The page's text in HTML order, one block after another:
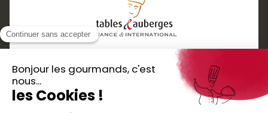
Services
Routes gourmandes
Partenaires
Presse
Créer votre espace personnel
Téléchargez
l'application gratuite !
Nos bons plans et découvertes